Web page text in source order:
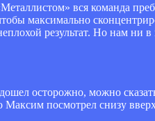
вся команда
максимально
результат. Но нам ни
осторожно, можно
посмотрел снизу